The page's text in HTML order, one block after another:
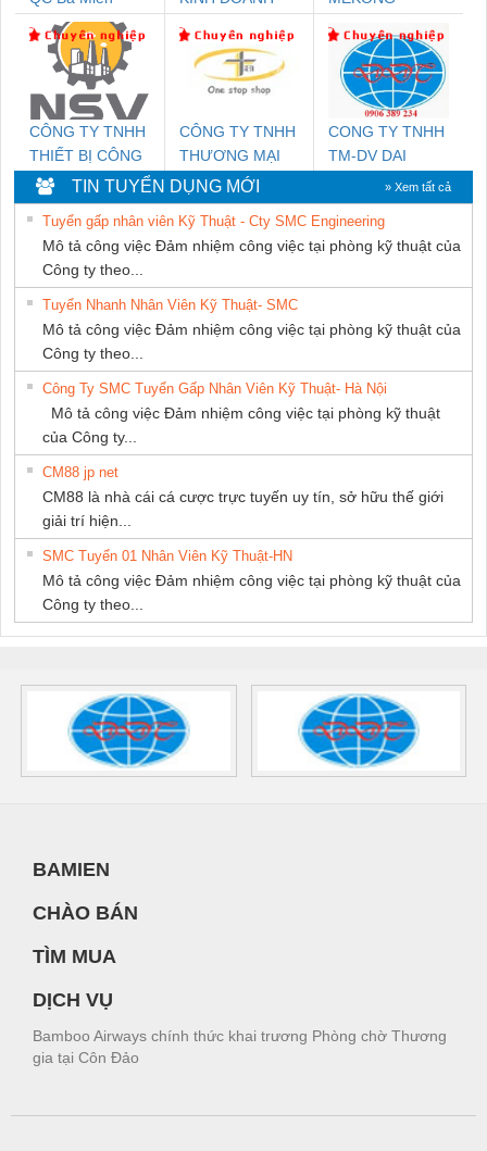
PHƯƠNG NAM
SUPPLY
CÔNG TY TNHH
THIẾT BỊ CÔNG
NGHIỆP NIHON
SETSUBI VIỆT
NAM
CÔNG TY TNHH
THƯƠNG MẠI
THIÊN ÂN VIỆT
NAM
CONG TY TNHH
TM-DV DAI
DONG THANH
TIN TUYỂN DỤNG MỚI » Xem tất cả
Tuyển gấp nhân viên Kỹ Thuật - Cty SMC Engineering
Mô tả công việc Đảm nhiệm công việc tại phòng kỹ thuật của
Công ty theo...
Tuyển Nhanh Nhân Viên Kỹ Thuật- SMC
Mô tả công việc Đảm nhiệm công việc tại phòng kỹ thuật của
Công ty theo...
Công Ty SMC Tuyển Gấp Nhân Viên Kỹ Thuật- Hà Nội
Mô tả công việc Đảm nhiệm công việc tại phòng kỹ thuật
của Công ty...
CM88 jp net
CM88 là nhà cái cá cược trực tuyến uy tín, sở hữu thế giới
giải trí hiện...
SMC Tuyển 01 Nhân Viên Kỹ Thuật-HN
Mô tả công việc Đảm nhiệm công việc tại phòng kỹ thuật của
Công ty theo...
BAMIEN
CHÀO BÁN
TÌM MUA
DỊCH VỤ
Bamboo Airways chính thức khai trương Phòng chờ Thương
gia tại Côn Đảo